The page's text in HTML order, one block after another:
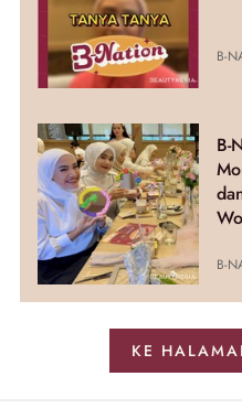
B-
B-
B-
KE